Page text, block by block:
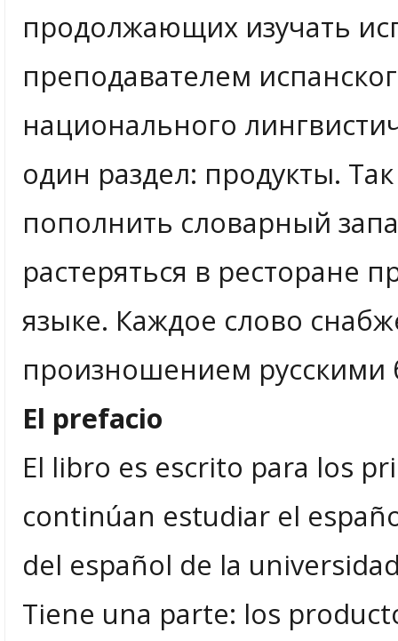
продолжающих изучать
преподавателем
национального
один раздел: продукты.
пополнить словарный
растеряться в ресторане
языке. Каждое слово
произношением русскими
El prefacio
El libro es escrito para los
continúan estudiar el
del español de la
Tiene una parte: los